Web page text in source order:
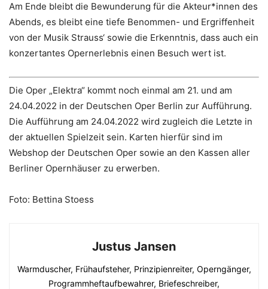
Am Ende bleibt die Bewunderung für die Akteur*innen des
Abends, es bleibt eine tiefe Benommen- und Ergriffenheit
von der Musik Strauss‘ sowie die Erkenntnis, dass auch ein
konzertantes Opernerlebnis einen Besuch wert ist.
Die Oper „Elektra“ kommt noch einmal am 21. und am
24.04.2022 in der Deutschen Oper Berlin zur Aufführung.
Die Aufführung am 24.04.2022 wird zugleich die Letzte in
der aktuellen Spielzeit sein. Karten hierfür sind im
Webshop der Deutschen Oper sowie an den Kassen aller
Berliner Opernhäuser zu erwerben.
Foto: Bettina Stoess
Justus Jansen
Warmduscher, Frühaufsteher, Prinzipienreiter, Operngänger,
Programmheftaufbewahrer, Briefeschreiber,